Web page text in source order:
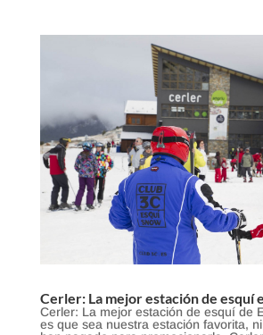
Cerler: La mejor estación de esquí
Cerler: La mejor estación de esquí de
es que sea nuestra estación favorita,